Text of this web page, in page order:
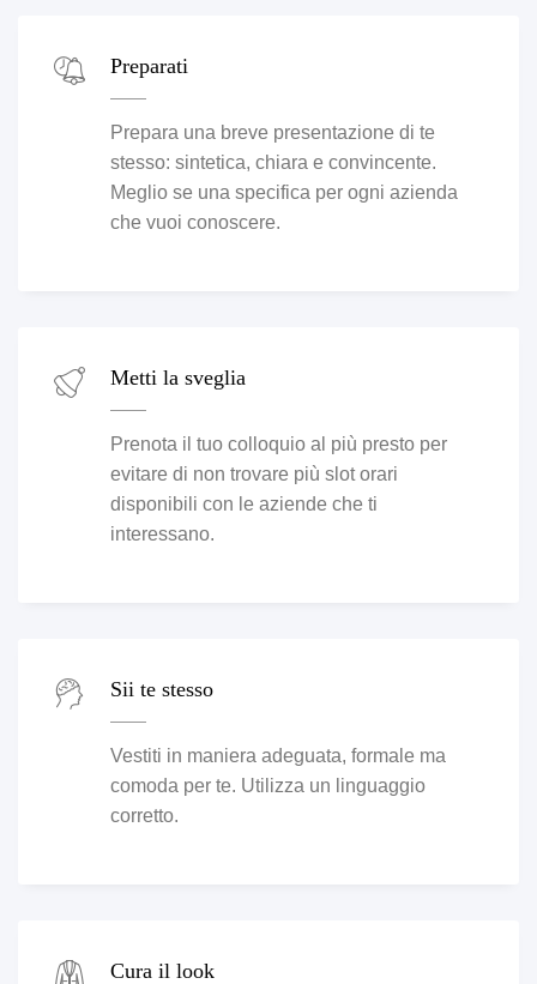
Preparati
Prepara una breve presentazione di te
stesso: sintetica, chiara e convincente.
Meglio se una specifica per ogni azienda
che vuoi conoscere.
Metti la sveglia
Prenota il tuo colloquio al più presto per
evitare di non trovare più slot orari
disponibili con le aziende che ti
interessano.
Sii te stesso
Vestiti in maniera adeguata, formale ma
comoda per te. Utilizza un linguaggio
corretto.
Cura il look